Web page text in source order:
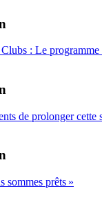
: Le programme
de prolonger cette
sommes prêts »